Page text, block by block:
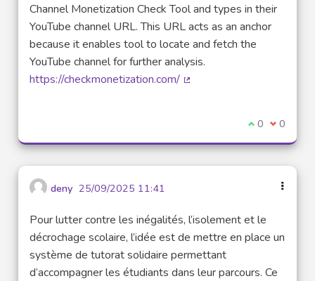
Channel Monetization Check Tool and types in their
YouTube channel URL. This URL acts as an anchor
because it enables tool to locate and fetch the
YouTube channel for further analysis.
https://checkmonetization.com/
I agree with
0 I 0
deny 25/09/2025 11:41
Pour lutter contre les inégalités, l’isolement et le
décrochage scolaire, l’idée est de mettre en place un
système de tutorat solidaire permettant
d’accompagner les étudiants dans leur parcours. Ce